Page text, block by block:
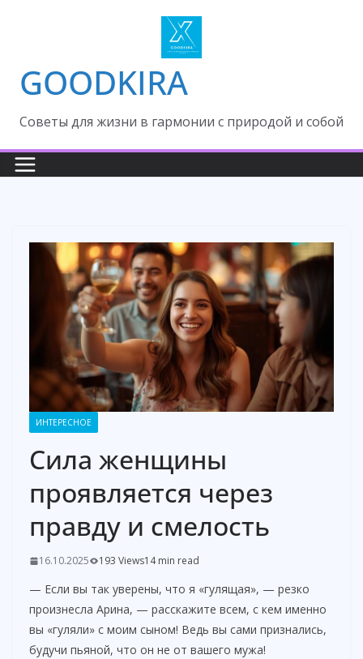
GOODKIRA
Cоветы для жизни в гармонии с природой и собой
ИНТЕРЕСНОЕ
Сила женщины
проявляется через
правду и смелость
16.10.2025 193 Views14 min read
— Если вы так уверены, что я «гулящая», — резко
произнесла Арина, — расскажите всем, с кем именно
вы «гуляли» с моим сыном! Ведь вы сами признались,
будучи пьяной, что он не от вашего мужа!